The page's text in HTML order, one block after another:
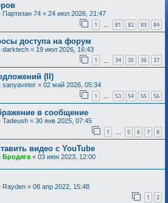
Партизан 74 « 24 июл 2026, 21:47
1 … 81 82 83 84
доступа на форум
darktech « 19 июл 2026, 16:43
1 34 35 36 37
(II)
sanyaveter « 02 май 2026, 05:34
1 … 53 54 55 56
в сообщение
Tadeush « 30 янв 2025, 07:45
1 … 5 6 7 8
видео с YouTube
Бродяга « 03 июн 2023, 12:00
Rayden « 08 апр 2022, 15:48
1 2